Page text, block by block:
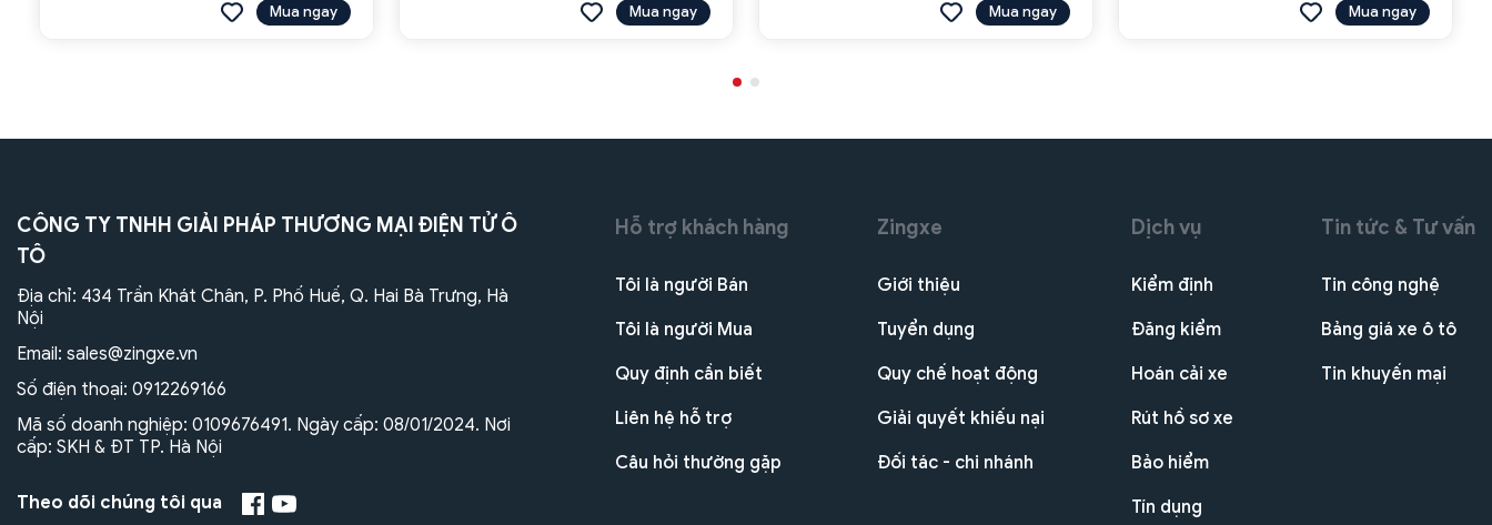
Mua ngay
Mua ngay
Mua ngay
Mua ngay
CÔNG TY TNHH GIẢI PHÁP THƯƠNG MẠI ĐIỆN TỬ Ô
TÔ
Địa chỉ: 434 Trần Khát Chân, P. Phố Huế, Q. Hai Bà Trưng, Hà
Nội
Email: sales@zingxe.vn
Số điện thoại: 0912269166
Mã số doanh nghiệp: 0109676491. Ngày cấp: 08/01/2024. Nơi
cấp: SKH & ĐT TP. Hà Nội
Theo dõi chúng tôi qua
Hỗ trợ khách hàng
Tôi là người Bán
Tôi là người Mua
Quy định cần biết
Liên hệ hỗ trợ
Câu hỏi thường gặp
Zingxe
Giới thiệu
Tuyển dụng
Quy chế hoạt động
Giải quyết khiếu nại
Đối tác - chi nhánh
Dịch vụ
Kiểm định
Đăng kiểm
Hoán cải xe
Rút hồ sơ xe
Bảo hiểm
Tín dụng
Tin tức & Tư vấn
Tin công nghệ
Bảng giá xe ô tô
Tin khuyến mại